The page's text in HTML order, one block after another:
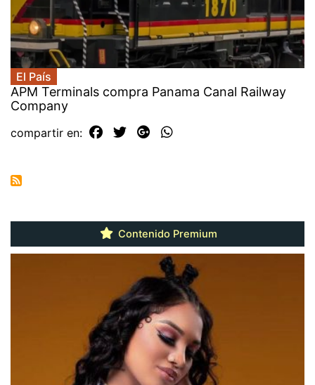
El País
APM Terminals compra Panama Canal Railway
Company
compartir en:
Contenido Premium